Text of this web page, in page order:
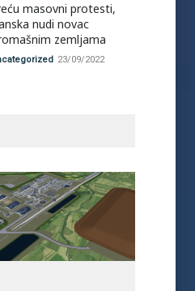
masovni protesti,
nudi novac
zemljama
23/09/2022